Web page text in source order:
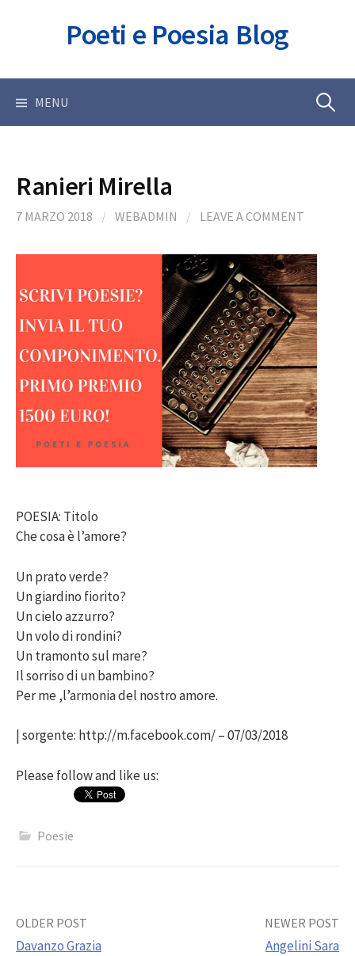
Poeti e Poesia Blog
MENU Ricerca
Ranieri Mirella
7 MARZO 2018 / WEBADMIN / LEAVE A COMMENT
POESIA: Titolo
Che cosa è l’amore?
Un prato verde?
Un giardino fiorito?
Un cielo azzurro?
Un volo di rondini?
Un tramonto sul mare?
Il sorriso di un bambino?
Per me ,l’armonia del nostro amore.
| sorgente: http://m.facebook.com/ – 07/03/2018
Please follow and like us:
Poesie
Post
OLDER POST
Davanzo Grazia
NEWER POST
Angelini Sara